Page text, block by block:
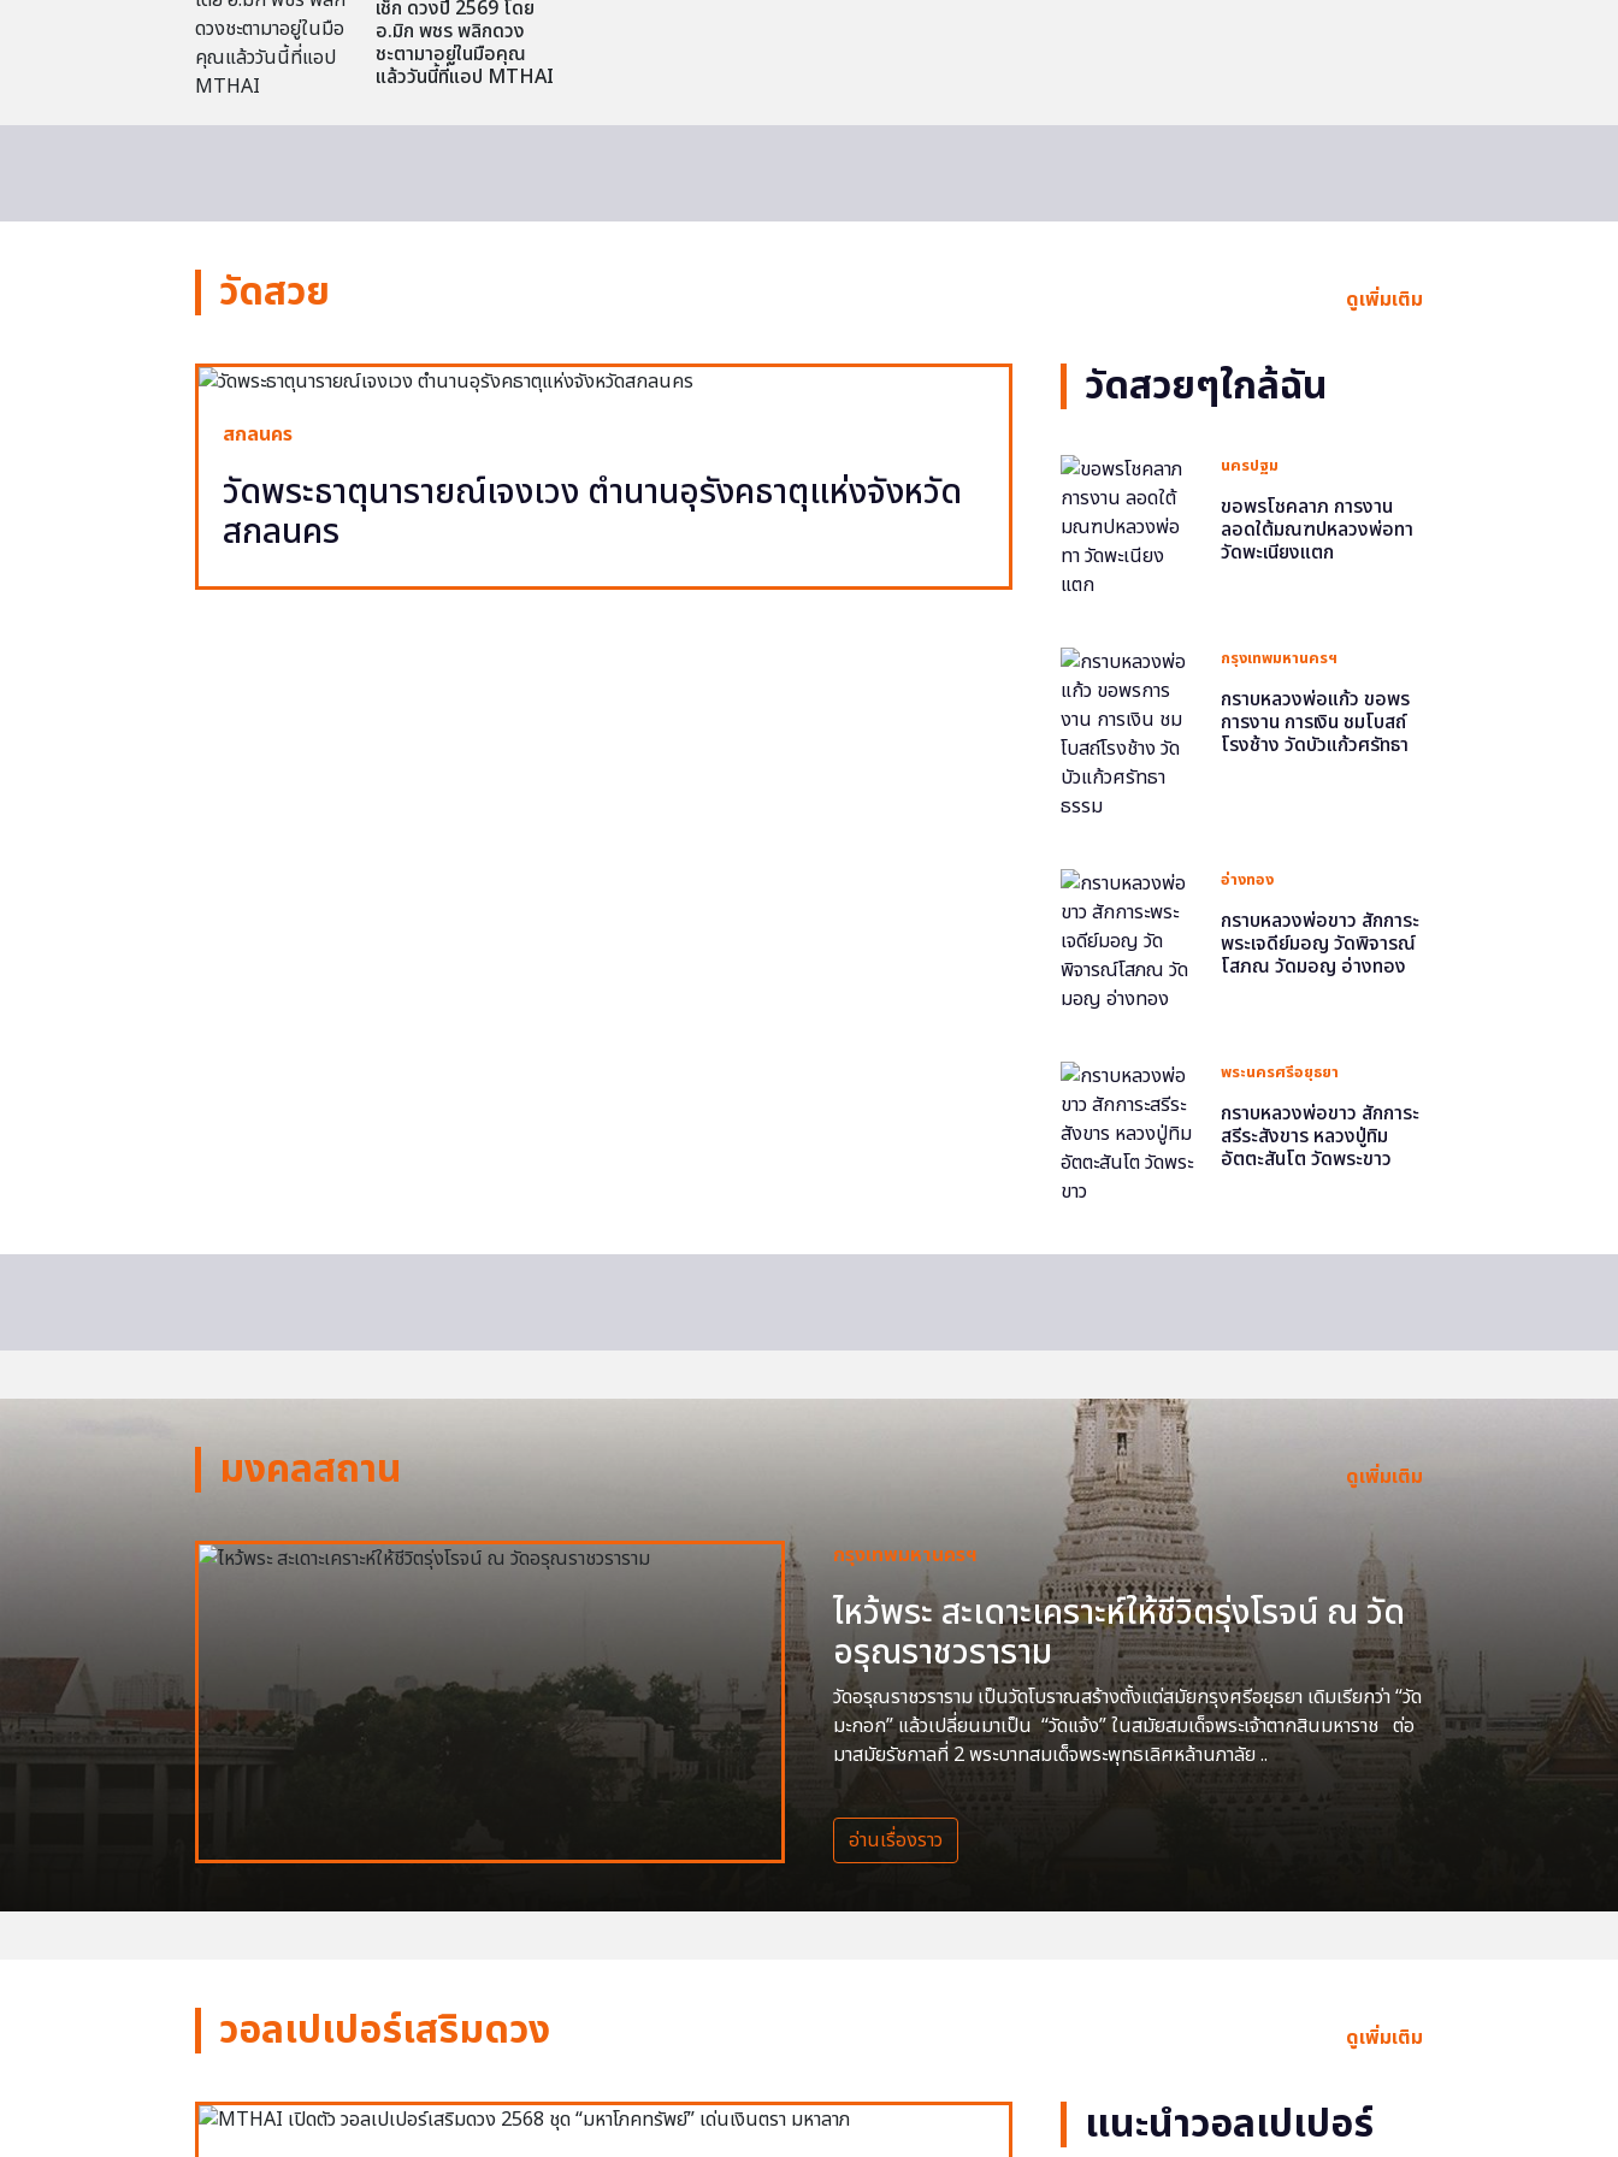
เช็ก ดวงปี 2569 โดย
อ.มิก พชร พลิกดวง
ชะตามาอยู่ในมือคุณ
แล้ววันนี้ที่แอป MTHAI
วัดสวย ดูเพิ่มเติม
สกลนคร
วัดพระธาตุนารายณ์เจงเวง ตำนานอุรังคธาตุแห่งจังหวัด
สกลนคร
วัดสวยๆใกล้ฉัน
นครปฐม
ขอพรโชคลาภ การงาน
ลอดใต้มณฑปหลวงพ่อทา
วัดพะเนียงแตก
กรุงเทพมหานครฯ
กราบหลวงพ่อแก้ว ขอพร
การงาน การเงิน ชมโบสถ์
โรงช้าง วัดบัวแก้วศรัทธา
อ่างทอง
กราบหลวงพ่อขาว สักการะ
พระเจดีย์มอญ วัดพิจารณ์
โสภณ วัดมอญ อ่างทอง
พระนครศรีอยุธยา
กราบหลวงพ่อขาว สักการะ
สรีระสังขาร หลวงปู่ทิม
อัตตะสันโต วัดพระขาว
มงคลสถาน ดูเพิ่มเติม
กรุงเทพมหานครฯ
ไหว้พระ สะเดาะเคราะห์ให้ชีวิตรุ่งโรจน์ ณ วัด
อรุณราชวราราม
วัดอรุณราชวราราม เป็นวัดโบราณสร้างตั้งแต่สมัยกรุงศรีอยุธยา เดิมเรียกว่า “วัด
มะกอก” แล้วเปลี่ยนมาเป็น “วัดแจ้ง” ในสมัยสมเด็จพระเจ้าตากสินมหาราช ต่อ
มาสมัยรัชกาลที่ 2 พระบาทสมเด็จพระพุทธเลิศหล้านภาลัย ..
อ่านเรื่องราว
วอลเปเปอร์เสริมดวง ดูเพิ่มเติม
แนะนำวอลเปเปอร์